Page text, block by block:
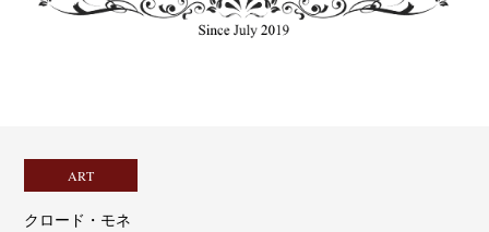
ART
クロード・モネ